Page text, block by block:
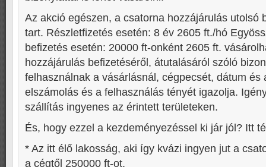
Az akció egészen, a csatorna hozzájárulás utolsó
tart. Részletfizetés esetén: 8 év 2605 ft./hó
befizetés esetén: 20000 ft-onként 2605 ft.
hozzájárulás befizetéséről, átutalásáról szóló
felhasználnak a vásárlásnál, cégpecsét, dátum és
elszámolás és a felhasználás tényét igazolja.
szállítás ingyenes az érintett területeken.
És, hogy ezzel a kezdeményezéssel ki jár jól? Itt
* Az itt élő lakosság, aki így kvázi ingyen jut a
a cégtől 250000 ft-ot.